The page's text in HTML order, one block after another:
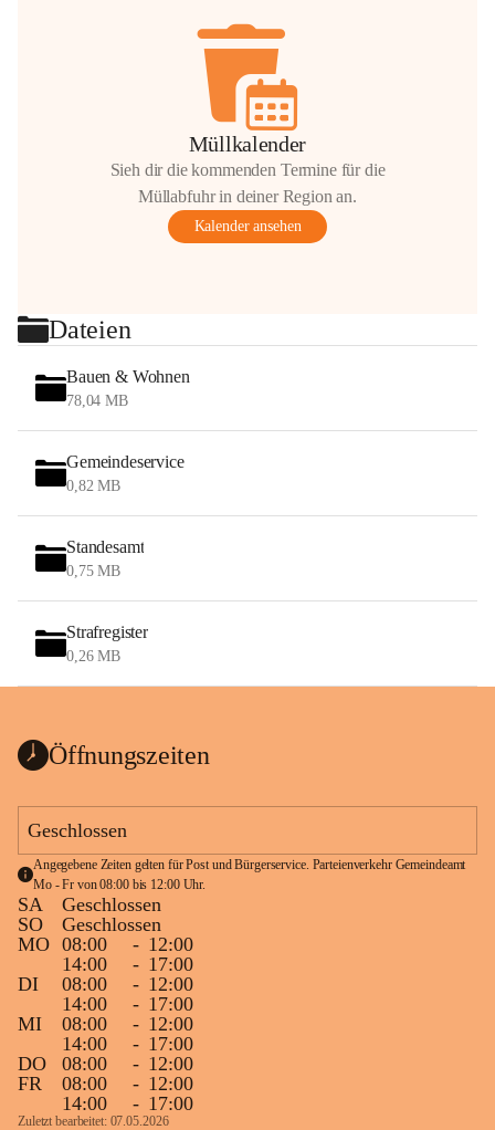
Müllkalender
Sieh dir die kommenden Termine für die
Müllabfuhr in deiner Region an.
Kalender ansehen
Dateien
Bauen & Wohnen
78,04 MB
Gemeindeservice
0,82 MB
Standesamt
0,75 MB
Strafregister
0,26 MB
Öffnungszeiten
Geschlossen
Angegebene Zeiten gelten für Post und Bürgerservice. Parteienverkehr Gemeindeamt
Mo - Fr von 08:00 bis 12:00 Uhr.
SA
Geschlossen
SO
Geschlossen
MO 08:00 - 12:00
14:00
- 17:00
DI
08:00 - 12:00
14:00
- 17:00
MI
08:00 - 12:00
14:00
- 17:00
DO
08:00 - 12:00
FR
08:00 - 12:00
14:00
- 17:00
Zuletzt bearbeitet: 07.05.2026